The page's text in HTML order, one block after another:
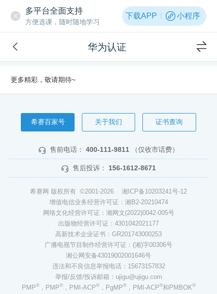
多平台全面支持
方便选课，随时随地学习
下载APP 小程序
华为认证
更多精彩，敬请期待~
希赛百家号 关于我们 证书查询
售前电话： 400-111-9811 （仅收市话费）
售后投诉： 156-1612-8671
希赛网 版权所有 ©2001-2026 湘ICP备10203241号-12
增值电信业务经营许可证：湘B2-20210474
网络文化经营许可证：湘网文(2022)0042-005号
出版物经营许可证：4301042021177
高新技术企业证书：GR201743000253
广播电视节目制作经营许可证：(湘)字00306号
湘公网安备43019002001646号
违法和不良信息举报电话：15673157832
举报/反馈/投诉邮箱：ujigu@ujigu.com
PMP®，PMP®，PMI-ACP®，PgMP®，PMI-ACP®和PMBOK®